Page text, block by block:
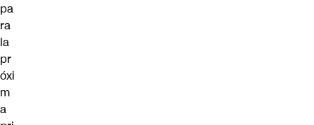
pa
ra
la
pr
óxi
m
a